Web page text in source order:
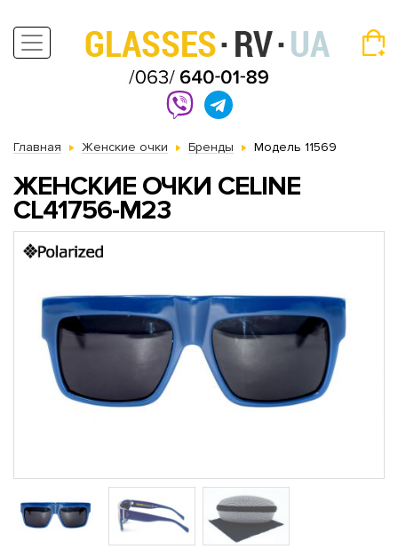
Главная Женские очки Бренды Модель 11569
ЖЕНСКИЕ ОЧКИ CELINE
CL41756-M23